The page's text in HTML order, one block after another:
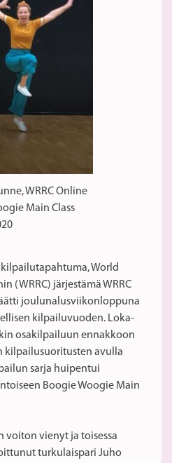
WRRC Online
Main Class
World
(WRRC) järjestämä WRRC
joulunalusviikonloppuna
kilpailuvuoden. Loka-
osakilpailuun ennakkoon
avulla
sarja huipentui
Boogie Woogie Main
voiton vienyt ja toisessa
turkulaispari Juho